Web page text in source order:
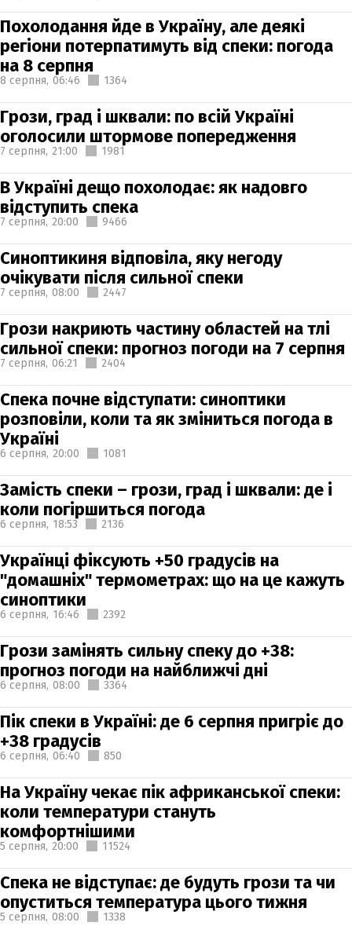
Похолодання йде в Україну, але деякі
регіони потерпатимуть від спеки: погода
на 8 серпня
8 серпня, 06:46 1364
Грози, град і шквали: по всій Україні
оголосили штормове попередження
7 серпня, 21:00 1981
В Україні дещо похолодає: як надовго
відступить спека
7 серпня, 20:00 9466
Синоптикиня відповіла, яку негоду
очікувати після сильної спеки
7 серпня, 08:00 2447
Грози накриють частину областей на тлі
сильної спеки: прогноз погоди на 7 серпня
7 серпня, 06:21 2404
Спека почне відступати: синоптики
розповіли, коли та як зміниться погода в
Україні
6 серпня, 20:00 1081
Замість спеки – грози, град і шквали: де і
коли погіршиться погода
6 серпня, 18:53 2136
Українці фіксують +50 градусів на
"домашніх" термометрах: що на це кажуть
синоптики
6 серпня, 16:46 2392
Грози замінять сильну спеку до +38:
прогноз погоди на найближчі дні
6 серпня, 08:00 3364
Пік спеки в Україні: де 6 серпня пригріє до
+38 градусів
6 серпня, 06:40 850
На Україну чекає пік африканської спеки:
коли температури стануть
комфортнішими
5 серпня, 20:00 11524
Спека не відступає: де будуть грози та чи
опуститься температура цього тижня
5 серпня, 08:00 1338